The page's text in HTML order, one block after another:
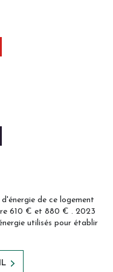
de ce logement
610 € et 880 € . 2023
utilisés pour établir